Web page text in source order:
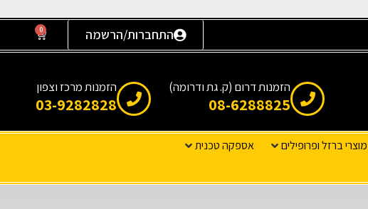
התחברות/הרשמה 0
הזמנות דרום (ק. גת ודרומה)
08-6288825
הזמנות מרכז וצפון
03-9282828
מוצרי ברזל ופרופילים אספקה טכנית